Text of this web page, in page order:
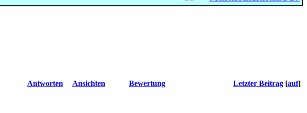
Antworten Ansichten Bewertung Letzter Beitrag [auf]